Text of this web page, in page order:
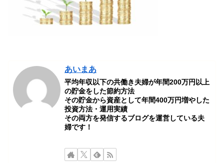
あいまあ
平均年収以下の共働き夫婦が年間200万円以上
の貯金をした節約方法
その貯金から資産として年間400万円増やした
投資方法・運用実績
その両方を発信するブログを運営している夫
婦です！